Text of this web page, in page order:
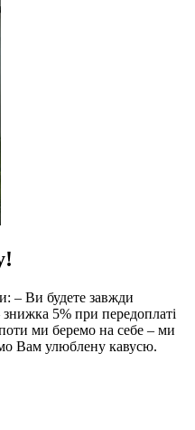
– Ви будете завжди
5% при передоплаті
ми беремо на себе – ми
Вам улюблену кавусю.